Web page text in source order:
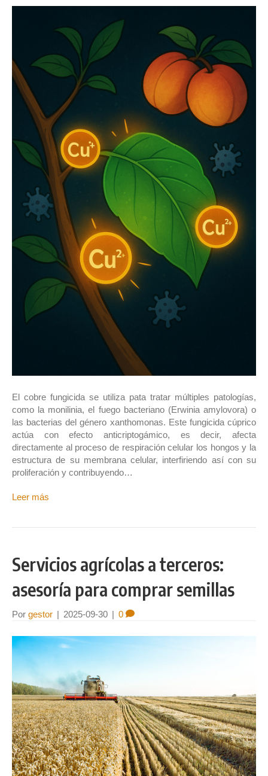
El cobre fungicida se utiliza pata tratar múltiples patologías,
como la monilinia, el fuego bacteriano (Erwinia amylovora) o
las bacterias del género xanthomonas. Este fungicida cúprico
actúa con efecto anticriptogámico, es decir, afecta
directamente al proceso de respiración celular los hongos y la
estructura de su membrana celular, interfiriendo así con su
proliferación y contribuyendo…
Leer más
Servicios agrícolas a terceros:
asesoría para comprar semillas
Por gestor | 2025-09-30 | 0